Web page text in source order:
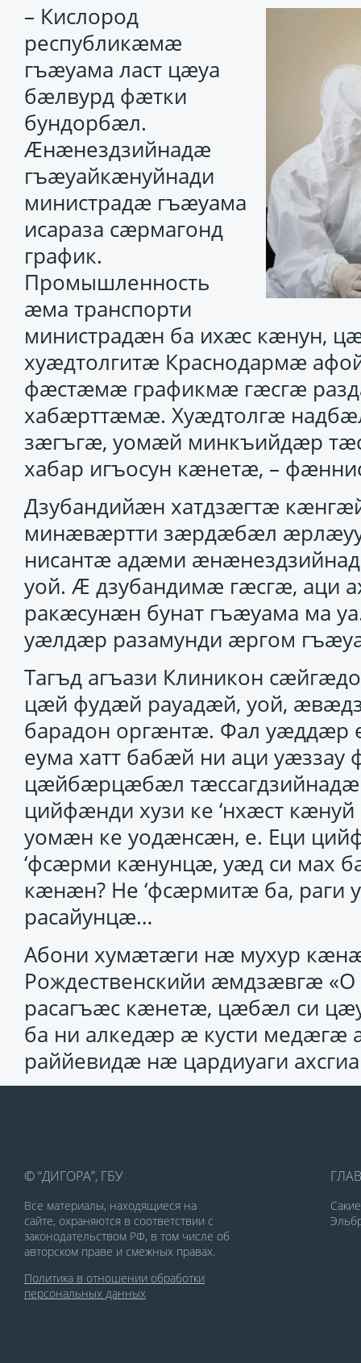
– Кислород
республикӕмӕ
гъӕуама ласт цӕуа
бӕлвурд фӕтки
бундорбӕл.
Ӕнӕнездзийнадӕ
гъӕуайкӕнуйнади
министрадӕ гъӕуама
исараза сӕрмагонд
график.
Промышленность
ӕма транспорти
министрадӕн ба ихӕс кӕнун,
хуӕдтолгитӕ Краснодармӕ
фӕстӕмӕ графикмӕ гӕсгӕ
хабӕрттӕмӕ. Хуӕдтолгӕ
зӕгъгӕ, уомӕй минкъийдӕр
хабар игъосун кӕнетӕ, –
Дзубандийӕн хатдзӕгтӕ
минӕвӕртти зӕрдӕбӕл
нисантӕ адӕми
уой. Ӕ дзубандимӕ гӕсгӕ, аци
ракӕсунӕн бунат гъӕуама ма
уӕлдӕр разамунди ӕргом
Тагъд агъази Клиникон
цӕй фудӕй рауадӕй, уой,
барадон оргӕнтӕ. Фал уӕддӕр
еума хатт бабӕй ни аци
цӕйбӕрцӕбӕл
цийфӕнди хузи ке ‘нхӕст
уомӕн ке уодӕнсӕн, е. Еци
‘фсӕрми кӕнунцӕ, уӕд си мах
кӕнӕн? Не ‘фсӕрмитӕ ба, раги
расайунцӕ…
Абони хумӕтӕги нӕ мухур
Рождественскийи ӕмдзӕвгӕ «О
расагъӕс кӕнетӕ, цӕбӕл си
ба ни алкедӕр ӕ кусти медӕгӕ
раййевидӕ нӕ цардиуаги
© “ДИГОРА”, ГБУ
Все материалы, находящиеся на
сайте, охраняются в соответствии с
законодательством РФ, в том числе об
авторском праве и смежных правах.
Политика в отношении обработки
персональных данных